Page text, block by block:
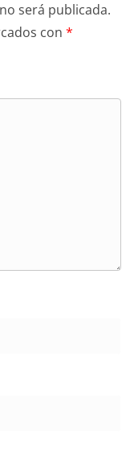
será publicada.
con *